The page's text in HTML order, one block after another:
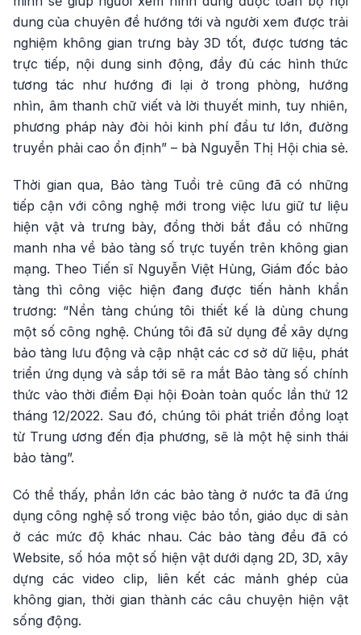
dung của chuyên đề hướng tới và người xem được trải
nghiệm không gian trưng bày 3D tốt, được tương tác
trực tiếp, nội dung sinh động, đầy đủ các hình thức
tương tác như hướng đi lại ở trong phòng, hướng
nhìn, âm thanh chữ viết và lời thuyết minh, tuy nhiên,
phương pháp này đòi hỏi kinh phí đầu tư lớn, đường
truyền phải cao ổn định” – bà Nguyễn Thị Hội chia sẻ.
Thời gian qua, Bảo tàng Tuổi trẻ cũng đã có những
tiếp cận với công nghệ mới trong việc lưu giữ tư liệu
hiện vật và trưng bày, đồng thời bắt đầu có những
manh nha về bảo tàng số trực tuyến trên không gian
mạng. Theo Tiến sĩ Nguyễn Việt Hùng, Giám đốc bảo
tàng thì công việc hiện đang được tiến hành khẩn
trương: “Nền tàng chúng tôi thiết kế là dùng chung
một số công nghệ. Chúng tôi đã sử dụng để xây dựng
bảo tàng lưu động và cập nhật các cơ sở dữ liệu, phát
triển ứng dụng và sắp tới sẽ ra mắt Bảo tàng số chính
thức vào thời điểm Đại hội Đoàn toàn quốc lần thứ 12
tháng 12/2022. Sau đó, chúng tôi phát triển đồng loạt
từ Trung ương đến địa phương, sẽ là một hệ sinh thái
bảo tàng”.
Có thể thấy, phần lớn các bảo tàng ở nước ta đã ứng
dụng công nghệ số trong việc bảo tồn, giáo dục di sản
ở các mức độ khác nhau. Các bảo tàng đều đã có
Website, số hóa một số hiện vật dưới dạng 2D, 3D, xây
dựng các video clip, liên kết các mảnh ghép của
không gian, thời gian thành các câu chuyện hiện vật
sống động.